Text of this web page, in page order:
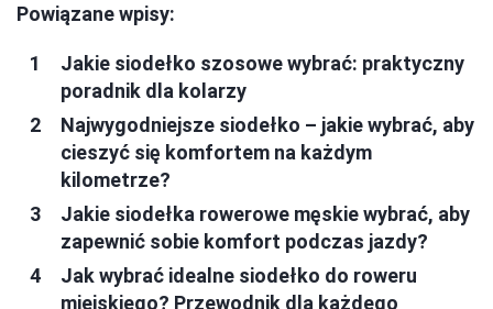
Powiązane wpisy:
Jakie siodełko szosowe wybrać: praktyczny
poradnik dla kolarzy
Najwygodniejsze siodełko – jakie wybrać, aby
cieszyć się komfortem na każdym
kilometrze?
Jakie siodełka rowerowe męskie wybrać, aby
zapewnić sobie komfort podczas jazdy?
Jak wybrać idealne siodełko do roweru
miejskiego? Przewodnik dla każdego